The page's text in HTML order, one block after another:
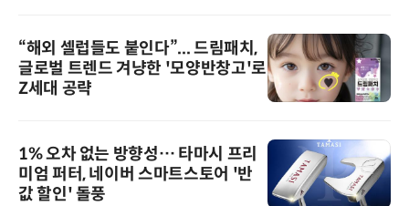
“해외 셀럽들도 붙인다”... 드림패치,
글로벌 트렌드 겨냥한 '모양반창고'로
Z세대 공략
1% 오차 없는 방향성… 타마시 프리
미엄 퍼터, 네이버 스마트스토어 '반
값 할인' 돌풍